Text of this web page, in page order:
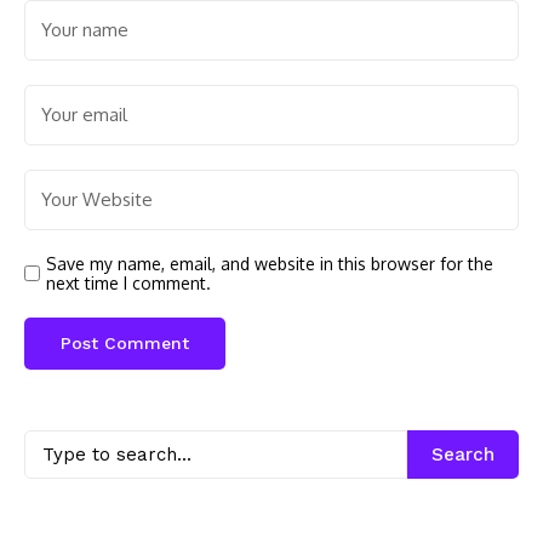
Save my name, email, and website in this browser for the
next time I comment.
Search